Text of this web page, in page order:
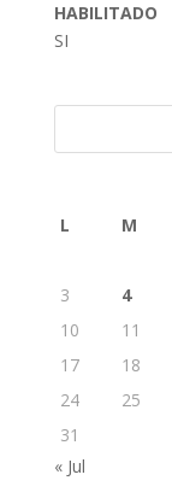
HABILITADO
SI
L M
3
4
10
11
17
18
24
25
31
« Jul